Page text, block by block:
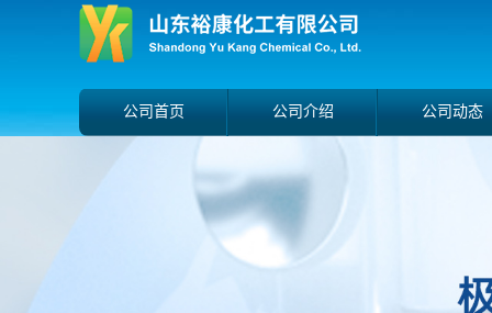
公司首页 公司介绍 公司动态